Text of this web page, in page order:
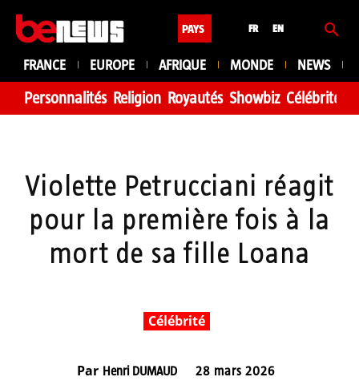
PAYS FR EN
FRANCE EUROPE AFRIQUE MONDE NEWS
Personnalités Religion Royautés Showbiz Célébrité
Violette Petrucciani réagit
pour la première fois à la
mort de sa fille Loana
Célébrité
Par Henri DUMAUD
28 mars 2026